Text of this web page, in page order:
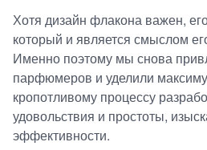
Хотя дизайн флакона важен,
который и является смыслом
Именно поэтому мы снова
парфюмеров и уделили
кропотливому процессу
удовольствия и простоты,
эффективности.